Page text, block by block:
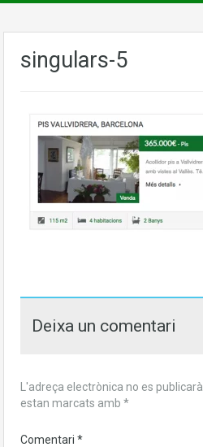
singulars-5
Deixa un comentari
L'adreça electrònica no es publicarà.
estan marcats amb *
Comentari *